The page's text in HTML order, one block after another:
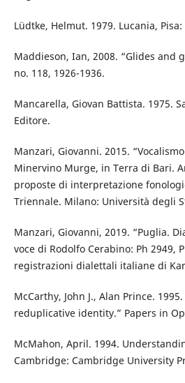
Lüdtke, Helmut. 1979. Lucania,
Maddieson, Ian, 2008. “Glides and
no. 118, 1926-1936.
Mancarella, Giovan Battista. 1975.
Editore.
Manzari, Giovanni. 2015.
Minervino Murge, in Terra di Bari.
proposte di interpretazione
Triennale. Milano: Università degli
Manzari, Giovanni, 2019. “Puglia.
voce di Rodolfo Cerabino: Ph 2949,
registrazioni dialettali italiane di
McCarthy, John J., Alan Prince.
reduplicative identity.” Papers in
McMahon, April. 1994.
Cambridge: Cambridge University